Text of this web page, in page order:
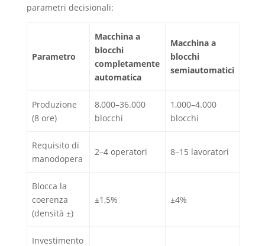
parametri decisionali:
Parametro
Macchina a
blocchi
completamente
automatica
Macchina a
blocchi
semiautomatici
Produzione
(8 ore)
8,000–36.000
blocchi
1,000–4.000
blocchi
Requisito di
manodopera
2–4 operatori 8–15 lavoratori
Blocca la
coerenza
(densità ±)
±1,5% ±4%
Investimento